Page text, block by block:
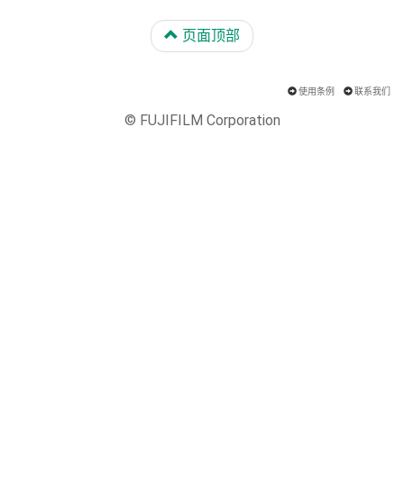
页面顶部
使用条例 联系我们
© FUJIFILM Corporation